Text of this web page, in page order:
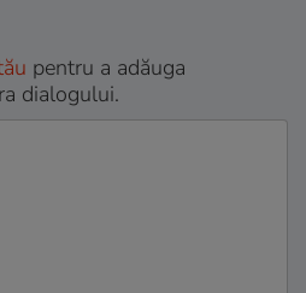
pentru a adăuga
dialogului.